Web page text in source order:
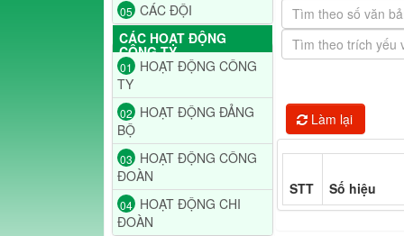
05 CÁC ĐỘI
CÁC HOẠT ĐỘNG
CÔNG TY
01
HOẠT ĐỘNG CÔNG
TY
02 HOẠT ĐỘNG ĐẢNG
BỘ
03 HOẠT ĐỘNG CÔNG
ĐOÀN
04 HOẠT ĐỘNG CHI
ĐOÀN
Làm lại
STT Số hiệu